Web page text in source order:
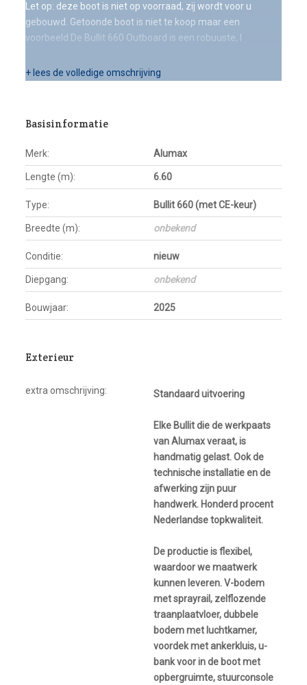
Let op: deze boot is niet op voorraad, zij wordt voor u
gebouwd. Getoonde boot is niet te koop maar een
voorbeeld.De Bullit 660 Outboard is een robuuste, l
+ lees de volledige omschrijving
Basisinformatie
Merk: Alumax
Lengte (m): 6.60
Type: Bullit 660 (met CE-keur)
Breedte (m): onbekend
Conditie: nieuw
Diepgang: onbekend
Bouwjaar: 2025
Exterieur
extra omschrijving: Standaard uitvoering
Elke Bullit die de werkpaats
van Alumax veraat, is
handmatig gelast. Ook de
technische installatie en de
afwerking zijn puur
handwerk. Honderd procent
Nederlandse topkwaliteit.
De productie is flexibel,
waardoor we maatwerk
kunnen leveren. V-bodem
met sprayrail, zelflozende
traanplaatvloer, dubbele
bodem met luchtkamer,
voordek met ankerkluis, u-
bank voor in de boot met
opbergruimte, stuurconsole